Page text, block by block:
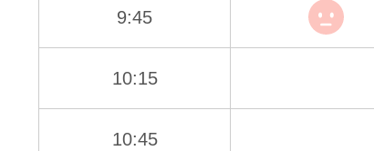
9:45
10:15
10:45